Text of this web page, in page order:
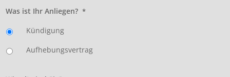
Was ist Ihr Anliegen? *
Kündigung
Aufhebungsvertrag